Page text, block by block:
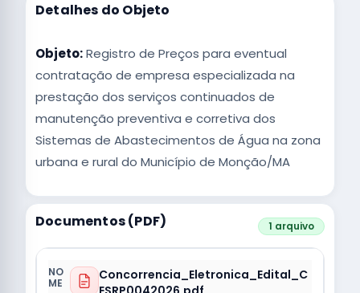
Detalhes do Objeto
Objeto:Registro de Preços para eventual
contratação de empresa especializada na
prestação dos serviços continuados de
manutenção preventiva e corretiva dos
Sistemas de Abastecimentos de Água na zona
urbana e rural do Município de Monção/MA
Documentos (PDF) 1 arquivo
Concorrencia_Eletronica_Edital_C